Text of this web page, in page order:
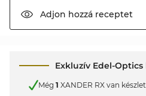
Adjon hozzá receptet
Exkluzív Edel-
Még 1 XANDER RX van